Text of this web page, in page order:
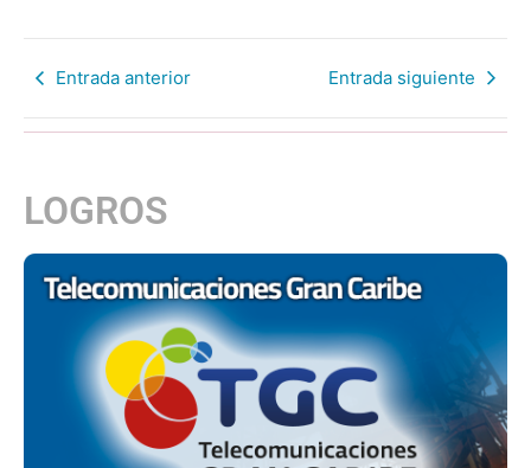
Entrada anterior Entrada siguiente
LOGROS